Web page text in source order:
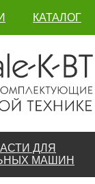
КАТАЛОГ
ДЛЯ
МАШИН